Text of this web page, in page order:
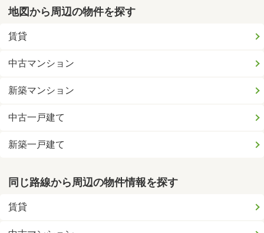
地図から周辺の物件を探す
賃貸
中古マンション
新築マンション
中古一戸建て
新築一戸建て
同じ路線から周辺の物件情報を探す
賃貸